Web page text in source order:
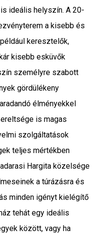
ideális helyszín. A 20-
a kisebb és
keresztelők,
kisebb esküvők
személyre szabott
gördülékeny
élményekkel
is magas
szolgáltatások
teljes mértékben
Hargita közelsége
a túrázásra és
minden igényt kielégítő
tehát egy ideális
között, vagy ha